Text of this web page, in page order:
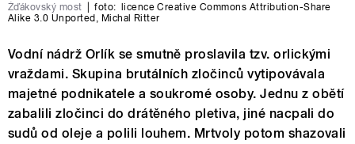
Žďákovský most foto: licence Creative Commons Attribution-Share
Alike 3.0 Unported Michal Ritter
Vodní nádrž Orlík se smutně proslavila tzv. orlickými
vraždami. Skupina brutálních zločinců vytipovávala
majetné podnikatele a soukromé osoby. Jednu z obětí
zabalili zločinci do drátěného pletiva, jiné nacpali do
sudů od oleje a polili louhem. Mrtvoly potom shazovali